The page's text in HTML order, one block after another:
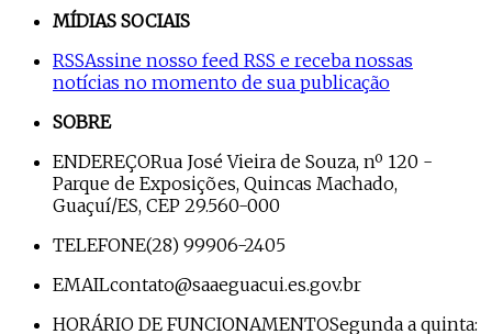
MÍDIAS SOCIAIS
RSSAssine nosso feed RSS e receba nossas
notícias no momento de sua publicação
SOBRE
ENDEREÇORua José Vieira de Souza, nº 120 -
Parque de Exposições, Quincas Machado,
Guaçuí/ES, CEP 29.560-000
TELEFONE(28) 99906-2405
EMAILcontato@saaeguacui.es.gov.br
HORÁRIO DE FUNCIONAMENTOSegunda a quinta: